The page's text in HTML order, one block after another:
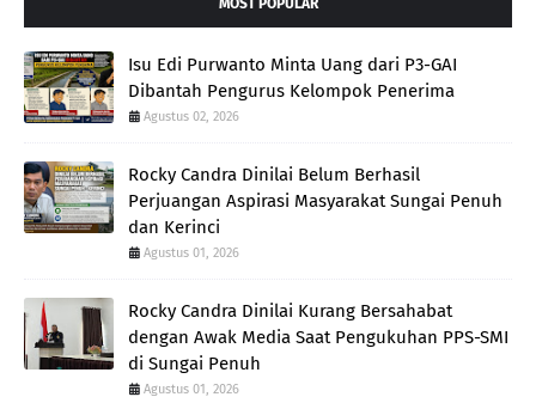
MOST POPULAR
Isu Edi Purwanto Minta Uang dari P3-GAI
Dibantah Pengurus Kelompok Penerima
Agustus 02, 2026
Rocky Candra Dinilai Belum Berhasil
Perjuangan Aspirasi Masyarakat Sungai Penuh
dan Kerinci
Agustus 01, 2026
Rocky Candra Dinilai Kurang Bersahabat
dengan Awak Media Saat Pengukuhan PPS-SMI
di Sungai Penuh
Agustus 01, 2026